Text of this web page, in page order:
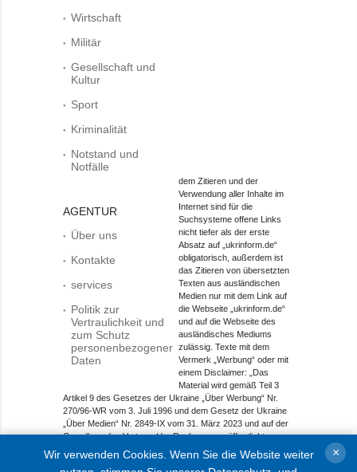
Wirtschaft
Militär
Gesellschaft und
Kultur
Sport
Kriminalität
Notstand und
Notfälle
AGENTUR
Über uns
Kontakte
services
Politik zur
Vertraulichkeit und
zum Schutz
personenbezogener
Daten
dem Zitieren und der
Verwendung aller Inhalte im
Internet sind für die
Suchsysteme offene Links
nicht tiefer als der erste
Absatz auf „ukrinform.de“
obligatorisch, außerdem ist
das Zitieren von übersetzten
Texten aus ausländischen
Medien nur mit dem Link auf
die Webseite „ukrinform.de“
und auf die Webseite des
ausländisches Mediums
zulässig. Texte mit dem
Vermerk „Werbung“ oder mit
einem Disclaimer: „Das
Material wird gemäß Teil 3
Artikel 9 des Gesetzes der Ukraine „Über Werbung“ Nr.
270/96-WR vom 3. Juli 1996 und dem Gesetz der Ukraine
„Über Medien“ Nr. 2849-IX vom 31. März 2023 und auf der
Grundlage des Vertrags/der Rechnung veröffentlicht.
Objekt im Bereich Onlinemedien; Medien-ID R40-01421.
Wir verwenden Cookies. Wenn Sie die Website weiter
×